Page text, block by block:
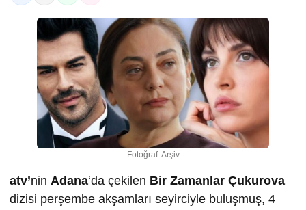
Fotoğraf: Arşiv
atv’nin Adana‘da çekilen Bir Zamanlar Çukurova
dizisi perşembe akşamları seyirciyle buluşmuş, 4